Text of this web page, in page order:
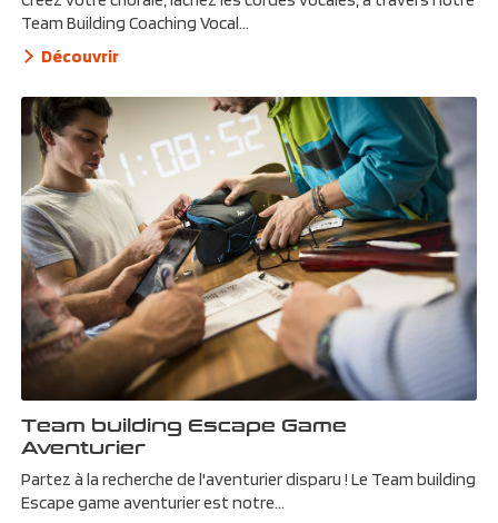
Team Building Coaching Vocal...
Découvrir
Team building Escape Game
Aventurier
Partez à la recherche de l'aventurier disparu ! Le Team building
Escape game aventurier est notre...